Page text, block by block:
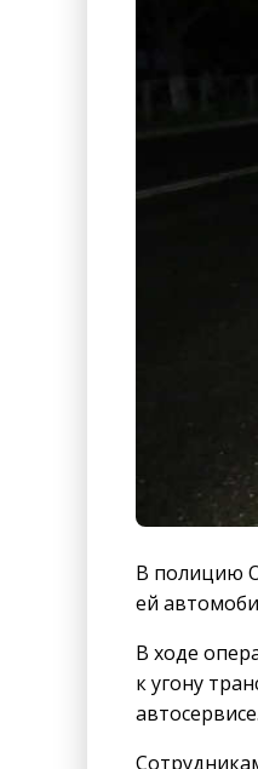
В полицию
ей
В ходе
к угону
автосервисе.